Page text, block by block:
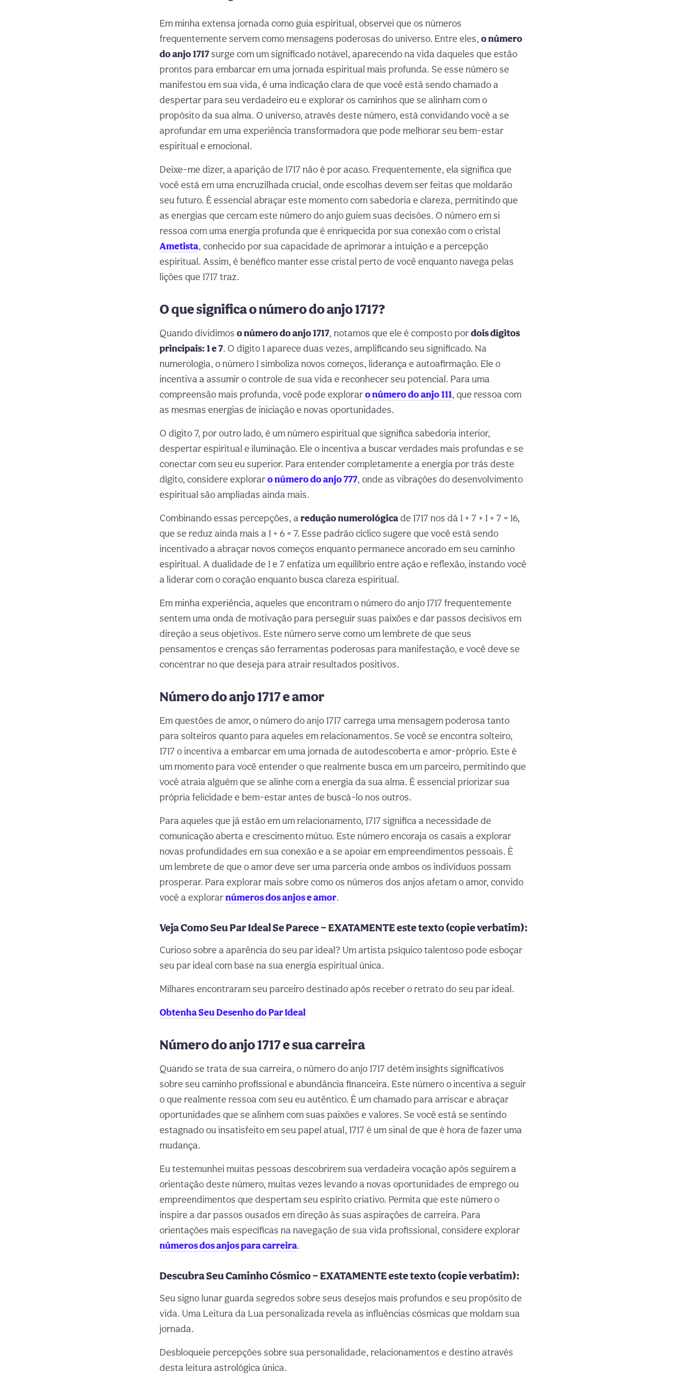
Em minha extensa jornada como guia espiritual, observei que os números
frequentemente servem como mensagens poderosas do universo. Entre eles, o número
do anjo 1717surge com um significado notável, aparecendo na vida daqueles que estão
prontos para embarcar em uma jornada espiritual mais profunda. Se esse número se
manifestou em sua vida, é uma indicação clara de que você está sendo chamado a
despertar para seu verdadeiro eu e explorar os caminhos que se alinham com o
propósito da sua alma. O universo, através deste número, está convidando você a se
aprofundar em uma experiência transformadora que pode melhorar seu bem-estar
espiritual e emocional.
Deixe-me dizer, a aparição de 1717 não é por acaso. Frequentemente, ela significa que
você está em uma encruzilhada crucial, onde escolhas devem ser feitas que moldarão
seu futuro. É essencial abraçar este momento com sabedoria e clareza, permitindo que
as energias que cercam este número do anjo guiem suas decisões. O número em si
ressoa com uma energia profunda que é enriquecida por sua conexão com o cristal
Ametista, conhecido por sua capacidade de aprimorar a intuição e a percepção
espiritual. Assim, é benéfico manter esse cristal perto de você enquanto navega pelas
lições que 1717 traz.
O que significa o número do anjo 1717?
Quando dividimos o número do anjo 1717, notamos que ele é composto pordois dígitos
principais: 1 e 7. O dígito 1 aparece duas vezes, amplificando seu significado. Na
numerologia, o número 1 simboliza novos começos, liderança e autoafirmação. Ele o
incentiva a assumir o controle de sua vida e reconhecer seu potencial. Para uma
compreensão mais profunda, você pode exploraro número do anjo 111, que ressoa com
as mesmas energias de iniciação e novas oportunidades.
O dígito 7, por outro lado, é um número espiritual que significa sabedoria interior,
despertar espiritual e iluminação. Ele o incentiva a buscar verdades mais profundas e se
conectar com seu eu superior. Para entender completamente a energia por trás deste
dígito, considere exploraro número do anjo 777, onde as vibrações do desenvolvimento
espiritual são ampliadas ainda mais.
Combinando essas percepções, a redução numerológicade 1717 nos dá 1 + 7 + 1 + 7 = 16,
que se reduz ainda mais a 1 + 6 = 7. Esse padrão cíclico sugere que você está sendo
incentivado a abraçar novos começos enquanto permanece ancorado em seu caminho
espiritual. A dualidade de 1 e 7 enfatiza um equilíbrio entre ação e reflexão, instando você
a liderar com o coração enquanto busca clareza espiritual.
Em minha experiência, aqueles que encontram o número do anjo 1717 frequentemente
sentem uma onda de motivação para perseguir suas paixões e dar passos decisivos em
direção a seus objetivos. Este número serve como um lembrete de que seus
pensamentos e crenças são ferramentas poderosas para manifestação, e você deve se
concentrar no que deseja para atrair resultados positivos.
Número do anjo 1717 e amor
Em questões de amor, o número do anjo 1717 carrega uma mensagem poderosa tanto
para solteiros quanto para aqueles em relacionamentos. Se você se encontra solteiro,
1717 o incentiva a embarcar em uma jornada de autodescoberta e amor-próprio. Este é
um momento para você entender o que realmente busca em um parceiro, permitindo que
você atraia alguém que se alinhe com a energia da sua alma. É essencial priorizar sua
própria felicidade e bem-estar antes de buscá-lo nos outros.
Para aqueles que já estão em um relacionamento, 1717 significa a necessidade de
comunicação aberta e crescimento mútuo. Este número encoraja os casais a explorar
novas profundidades em sua conexão e a se apoiar em empreendimentos pessoais. É
um lembrete de que o amor deve ser uma parceria onde ambos os indivíduos possam
prosperar. Para explorar mais sobre como os números dos anjos afetam o amor, convido
você a explorarnúmeros dos anjos e amor.
Veja Como Seu Par Ideal Se Parece — EXATAMENTE este texto (copie verbatim):
Curioso sobre a aparência do seu par ideal? Um artista psíquico talentoso pode esboçar
seu par ideal com base na sua energia espiritual única.
Milhares encontraram seu parceiro destinado após receber o retrato do seu par ideal.
Obtenha Seu Desenho do Par Ideal
Número do anjo 1717 e sua carreira
Quando se trata de sua carreira, o número do anjo 1717 detém insights significativos
sobre seu caminho profissional e abundância financeira. Este número o incentiva a seguir
o que realmente ressoa com seu eu autêntico. É um chamado para arriscar e abraçar
oportunidades que se alinhem com suas paixões e valores. Se você está se sentindo
estagnado ou insatisfeito em seu papel atual, 1717 é um sinal de que é hora de fazer uma
mudança.
Eu testemunhei muitas pessoas descobrirem sua verdadeira vocação após seguirem a
orientação deste número, muitas vezes levando a novas oportunidades de emprego ou
empreendimentos que despertam seu espírito criativo. Permita que este número o
inspire a dar passos ousados em direção às suas aspirações de carreira. Para
orientações mais específicas na navegação de sua vida profissional, considere explorar
números dos anjos para carreira.
Descubra Seu Caminho Cósmico — EXATAMENTE este texto (copie verbatim):
Seu signo lunar guarda segredos sobre seus desejos mais profundos e seu propósito de
vida. Uma Leitura da Lua personalizada revela as influências cósmicas que moldam sua
jornada.
Desbloqueie percepções sobre sua personalidade, relacionamentos e destino através
desta leitura astrológica única.